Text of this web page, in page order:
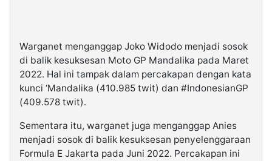
Warganet menganggap Joko Widodo menjadi sosok
di balik kesuksesan Moto GP Mandalika pada Maret
2022. Hal ini tampak dalam percakapan dengan kata
kunci ‘Mandalika (410.985 twit) dan #IndonesianGP
(409.578 twit).
Sementara itu, warganet juga menganggap Anies
menjadi sosok di balik kesuksesan penyelenggaraan
Formula E Jakarta pada Juni 2022. Percakapan ini